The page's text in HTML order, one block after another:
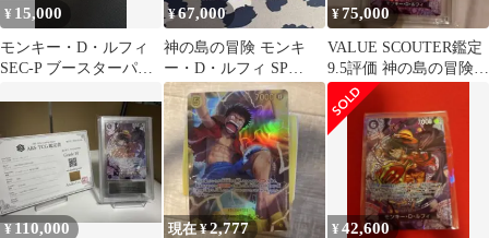
¥ 15,000
モンキー・D・ルフィ
SEC-P ブースターパッ
¥67,000
神の島の冒険 モンキ
ー・D・ルフィ SP
ST26-005 SR
¥75,000
VALUE SCOUTER鑑定
9.5評価 神の島の冒険
ルフィのSPカード
¥110,000 現在 ¥2,777 ¥42,600